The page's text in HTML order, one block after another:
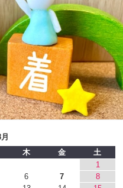
木 金
土
1
6 7
8